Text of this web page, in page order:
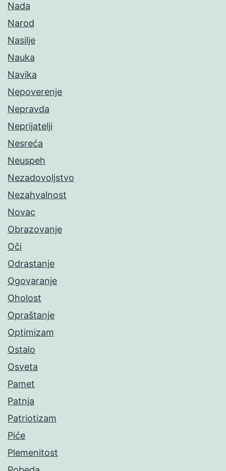
Nada
Narod
Nasilje
Nauka
Navika
Nepoverenje
Nepravda
Neprijatelji
Nesreća
Neuspeh
Nezadovoljstvo
Nezahvalnost
Novac
Obrazovanje
Oči
Odrastanje
Ogovaranje
Oholost
Opraštanje
Optimizam
Ostalo
Osveta
Pamet
Patnja
Patriotizam
Piće
Plemenitost